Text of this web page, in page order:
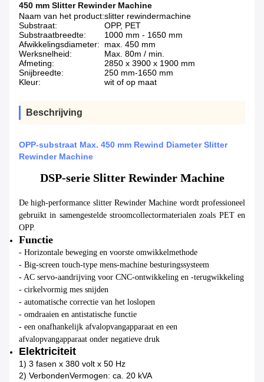
450 mm Slitter Rewinder Machine
Naam van het product:slitter rewindermachine
Substraat:
OPP, PET
Substraatbreedte:
1000 mm - 1650 mm
Afwikkelingsdiameter:
max. 450 mm
Werksnelheid:
Max. 80m / min.
Afmeting:
2850 x 3900 x 1900 mm
Snijbreedte:
250 mm-1650 mm
Kleur:
wit of op maat
Beschrijving
OPP-substraat Max. 450 mm Rewind Diameter Slitter
Rewinder Machine
DSP-serie Slitter Rewinder Machine
De high-performance slitter Rewinder Machine wordt professioneel
gebruikt in samengestelde stroomcollectormaterialen zoals PET en
OPP.
Functie
- Horizontale beweging en voorste omwikkelmethode
- Big-screen touch-type mens-machine besturingssysteem
- AC servo-aandrijving voor CNC-ontwikkeling en -terugwikkeling
- cirkelvormig mes snijden
- automatische correctie van het loslopen
- omdraaien en antistatische functie
- een onafhankelijk afvalopvangapparaat en een
afvalopvangapparaat onder negatieve druk
Elektriciteit
1) 3 fasen x 380 volt x 50 Hz
2) VerbondenVermogen: ca. 20 kVA